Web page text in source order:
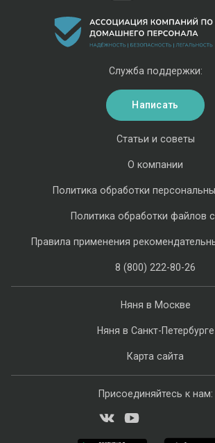
Няня в Москве
Няня в Санкт-Петербурге
Карта сайта
Статьи и советы
О компании
Политика обработки
Политика обработки файлов
Правила применения
8 (800) 222-80-26
Служба поддержки:
Написать
Присоединяйтесь к нам: